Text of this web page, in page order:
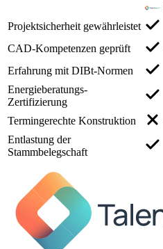
Projektsicherheit gewährleistet
CAD-Kompetenzen geprüft
Erfahrung mit DIBt-Normen
Energieberatungs-
Zertifizierung
Termingerechte Konstruktion
Entlastung der
Stammbelegschaft